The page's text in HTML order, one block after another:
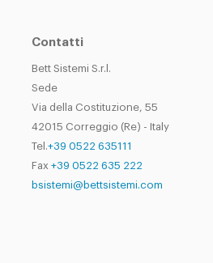
Contatti
Bett Sistemi S.r.l.
Sede
Via della Costituzione, 55
42015 Correggio (Re) - Italy
Tel.+39 0522 635111
Fax +39 0522 635 222
bsistemi@bettsistemi.com